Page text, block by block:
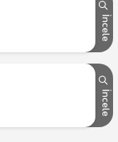
İncele
İncele